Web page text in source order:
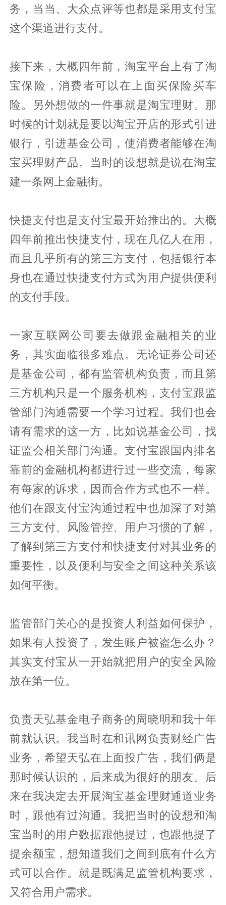
务，当当、大众点评等也都是采用支付宝
这个渠道进行支付。
接下来，大概四年前，淘宝平台上有了淘
宝保险，消费者可以在上面买保险买车
险。另外想做的一件事就是淘宝理财。那
时候的计划就是要以淘宝开店的形式引进
银行，引进基金公司，使消费者能够在淘
宝买理财产品。当时的设想就是说在淘宝
建一条网上金融街。
快捷支付也是支付宝最开始推出的。大概
四年前推出快捷支付，现在几亿人在用，
而且几乎所有的第三方支付，包括银行本
身也在通过快捷支付方式为用户提供便利
的支付手段。
一家互联网公司要去做跟金融相关的业
务，其实面临很多难点。无论证券公司还
是基金公司，都有监管机构负责，而且第
三方机构只是一个服务机构，支付宝跟监
管部门沟通需要一个学习过程。我们也会
请有需求的这一方，比如说基金公司，找
证监会相关部门沟通。支付宝跟国内排名
靠前的金融机构都进行过一些交流，每家
有每家的诉求，因而合作方式也不一样。
他们在跟支付宝沟通过程中也加深了对第
三方支付、风险管控、用户习惯的了解，
了解到第三方支付和快捷支付对其业务的
重要性，以及便利与安全之间这种关系该
如何平衡。
监管部门关心的是投资人利益如何保护，
如果有人投资了，发生账户被盗怎么办？
其实支付宝从一开始就把用户的安全风险
放在第一位。
负责天弘基金电子商务的周晓明和我十年
前就认识。我当时在和讯网负责财经广告
业务，希望天弘在上面投广告，我们俩是
那时候认识的，后来成为很好的朋友。后
来在我决定去开展淘宝基金理财通道业务
时，跟他有过沟通。我把当时的设想和淘
宝当时的用户数据跟他提过，也跟他提了
提余额宝，想知道我们之间到底有什么方
式可以合作。就是既满足监管机构要求，
又符合用户需求。